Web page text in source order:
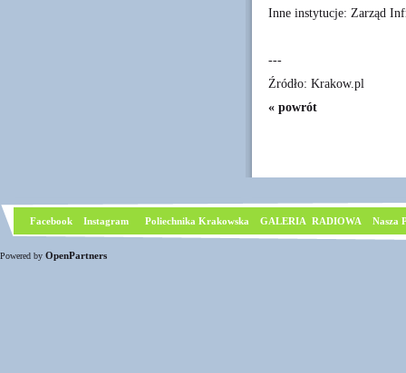
Inne instytucje: Zarząd
---
Źródło: Krakow.pl
« powrót
Facebook Instagram Poliechnika Krakowska GALERIA RADIOWA Nasza
Powered by OpenPartners